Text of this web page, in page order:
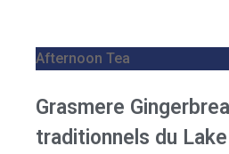
Afternoon Tea
Grasmere
traditionnels du